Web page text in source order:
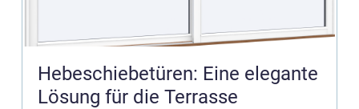
Hebeschiebetüren: Eine elegante
Lösung für die Terrasse